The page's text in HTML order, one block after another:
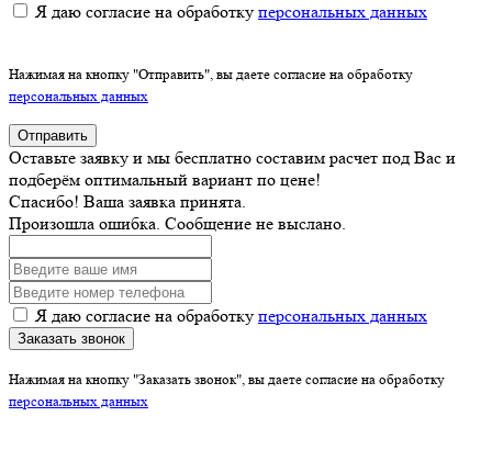
Я даю согласие на обработку персональных данных
Нажимая на кнопку "Отправить", вы даете согласие на обработку
персональных данных
Отправить
Оставьте заявку и мы бесплатно составим расчет под Вас и
подберём оптимальный вариант по цене!
Спасибо! Ваша заявка принята.
Произошла ошибка. Сообщение не выслано.
Я даю согласие на обработку персональных данных
Заказать звонок
Нажимая на кнопку "Заказать звонок", вы даете согласие на обработку
персональных данных